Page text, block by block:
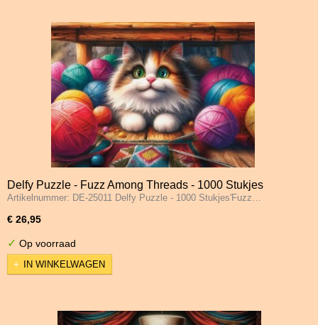
Delfy Puzzle - Fuzz Among Threads - 1000 Stukjes
Artikelnummer: DE-25011 Delfy Puzzle - 1000 Stukjes'Fuzz…
€ 26,95
✓ Op voorraad
IN WINKELWAGEN